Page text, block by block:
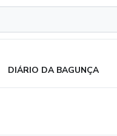
DIÁRIO DA BAGUNÇA